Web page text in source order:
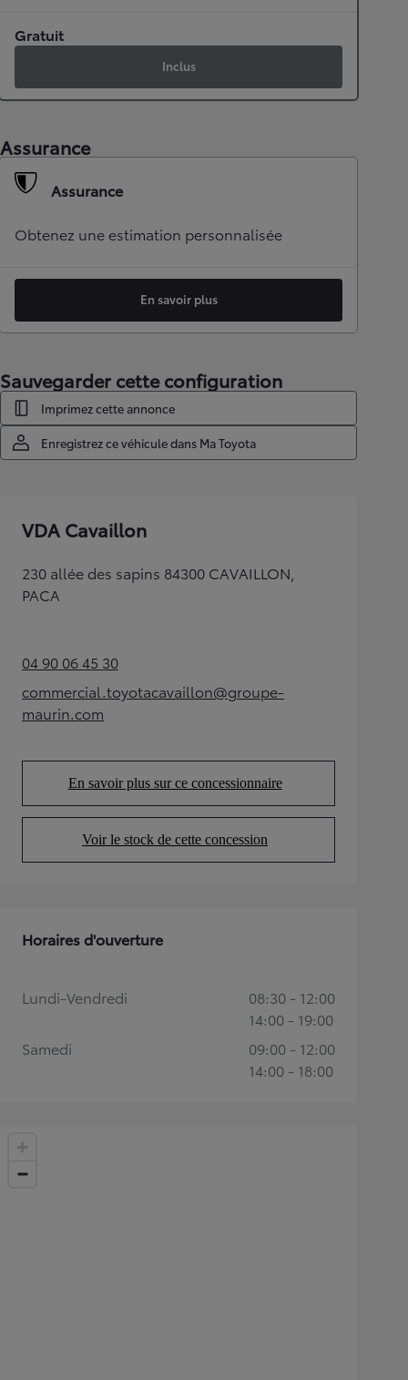
Gratuit
Inclus
Assurance
Assurance
Obtenez une estimation personnalisée
En savoir plus
Sauvegarder cette configuration
Imprimez cette annonce
Enregistrez ce véhicule dans Ma Toyota
VDA Cavaillon
230 allée des sapins 84300 CAVAILLON,
PACA
04 90 06 45 30(Opens in new tab)
commercial.toyotacavaillon@groupe-
maurin.com
En savoir plus sur ce concessionnaire
(Opens in new tab)
Voir le stock de cette concession
(Opens in new tab)
Horaires d'ouverture
Lundi-Vendredi
08:30 - 12:00
14:00 - 19:00
Samedi
09:00 - 12:00
14:00 - 18:00